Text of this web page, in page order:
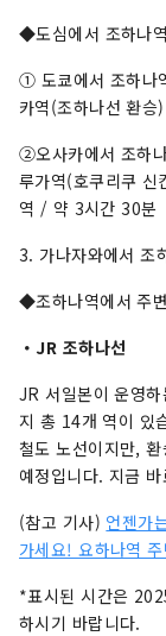
◆도심에서 조하나
① 도쿄에서 조하나
카역(조하나선 환
②오사카에서 조하
루가역(호쿠리쿠
역 / 약 3시간 30분
3. 가나자와에서 조
◆조하나역에서 주
・JR 조하나선
JR 서일본이 운영
지 총 14개 역이 있
철도 노선이지만,
예정입니다. 지금
(참고 기사) 언젠가
가세요! 요하나역
*표시된 시간은
하시기 바랍니다.